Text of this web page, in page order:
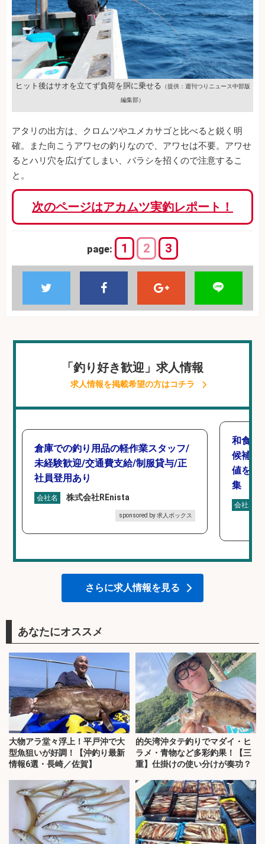
ヒット後はサオを立てず負荷を胴に乗せる （提供：週刊つりニュース中部版
編集部）
アタリの出方は、クロムツやユメカサゴと比べると鋭く明
確。また向こうアワセの釣りなので、アワセは不要。アワせ
るとハリ穴を広げてしまい、バラシを招くので注意するこ
と。
次のページはアカムツ実釣レポート！
page: 1 2 3
「釣り好き歓迎」求人情報
求人情報を掲載希望の方はコチラ
倉庫での釣り用品の軽作業スタッフ/
未経験歓迎/交通費支給/制服貸与/正
社員登用あり
会社名 株式会社REnista
sponsored by 求人ボックス
和食,
候補/
値を上
集
会社名
さらに求人情報を見る
あなたにオススメ
大物アラ堂々浮上！平戸沖で大
型魚狙いが好調！【沖釣り最新
情報6選・長崎／佐賀】
的矢湾沖タテ釣りでマダイ・ヒ
ラメ・青物など多彩釣果！【三
重】仕掛けの使い分けが奏功？